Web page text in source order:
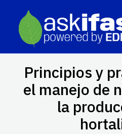
Principios y
el manejo de
la